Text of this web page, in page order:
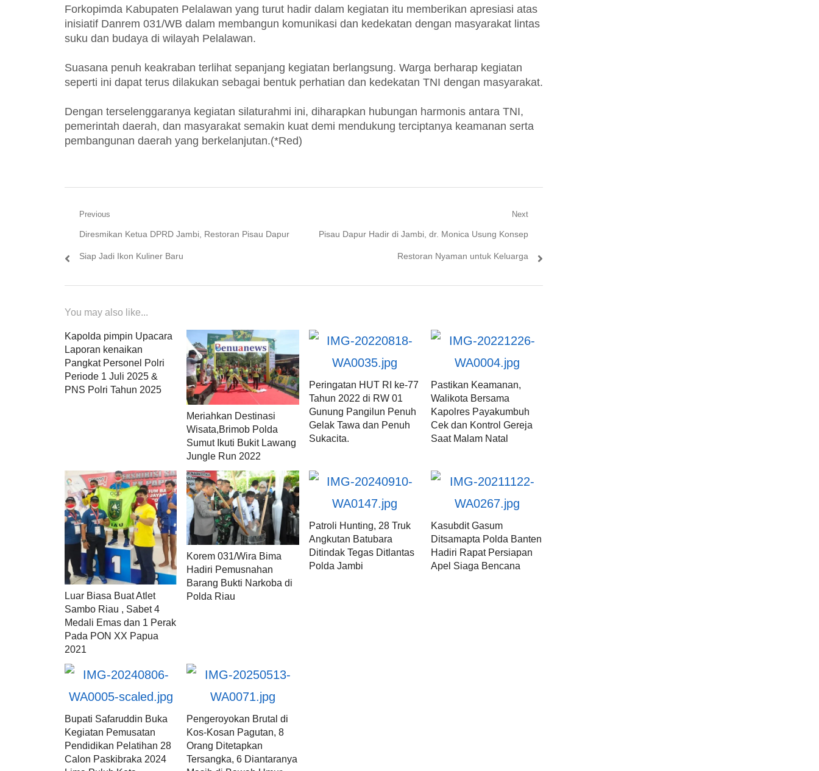
Forkopimda Kabupaten Pelalawan yang turut hadir dalam kegiatan itu memberikan apresiasi atas
inisiatif Danrem 031/WB dalam membangun komunikasi dan kedekatan dengan masyarakat lintas
suku dan budaya di wilayah Pelalawan.
Suasana penuh keakraban terlihat sepanjang kegiatan berlangsung. Warga berharap kegiatan
seperti ini dapat terus dilakukan sebagai bentuk perhatian dan kedekatan TNI dengan masyarakat.
Dengan terselenggaranya kegiatan silaturahmi ini, diharapkan hubungan harmonis antara TNI,
pemerintah daerah, dan masyarakat semakin kuat demi mendukung terciptanya keamanan serta
pembangunan daerah yang berkelanjutan.(*Red)
Navigasi
pos
Previous
Previous
post:
Diresmikan Ketua DPRD Jambi, Restoran Pisau Dapur
Siap Jadi Ikon Kuliner Baru
Next
Next
Pisau Dapur Hadir di Jambi, dr. Monica Usung Konsep
Restoran Nyaman untuk Keluarga
You may also like...
Kapolda pimpin Upacara
Laporan kenaikan
Pangkat Personel Polri
Periode 1 Juli 2025 &
PNS Polri Tahun 2025
Meriahkan Destinasi
Wisata,Brimob Polda
Sumut Ikuti Bukit Lawang
Jungle Run 2022
Peringatan HUT RI ke-77
Tahun 2022 di RW 01
Gunung Pangilun Penuh
Gelak Tawa dan Penuh
Sukacita.
Pastikan Keamanan,
Walikota Bersama
Kapolres Payakumbuh
Cek dan Kontrol Gereja
Saat Malam Natal
Luar Biasa Buat Atlet
Sambo Riau , Sabet 4
Medali Emas dan 1 Perak
Pada PON XX Papua
2021
Korem 031/Wira Bima
Hadiri Pemusnahan
Barang Bukti Narkoba di
Polda Riau
Patroli Hunting, 28 Truk
Angkutan Batubara
Ditindak Tegas Ditlantas
Polda Jambi
Kasubdit Gasum
Ditsamapta Polda Banten
Hadiri Rapat Persiapan
Apel Siaga Bencana
Bupati Safaruddin Buka
Kegiatan Pemusatan
Pendidikan Pelatihan 28
Calon Paskibraka 2024
Pengeroyokan Brutal di
Kos-Kosan Pagutan, 8
Orang Ditetapkan
Tersangka, 6 Diantaranya